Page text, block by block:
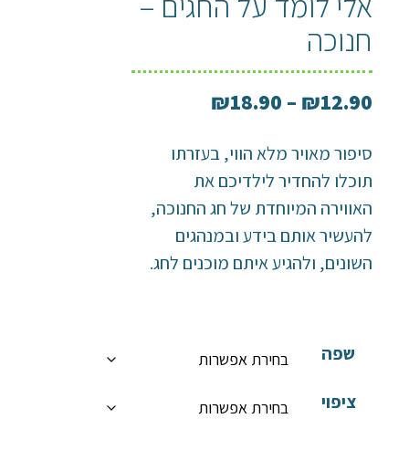
חנוכה
₪12.90
–
₪18.90
סיפור מאויר מלא הווי, בעזרתו
תוכלו להחדיר לילדיכם את
האווירה המיוחדת של חג החנוכה,
להעשיר אותם בידע ובמנהגים
השונים, ולהגיע איתם מוכנים לחג.
שפה
ציפוי